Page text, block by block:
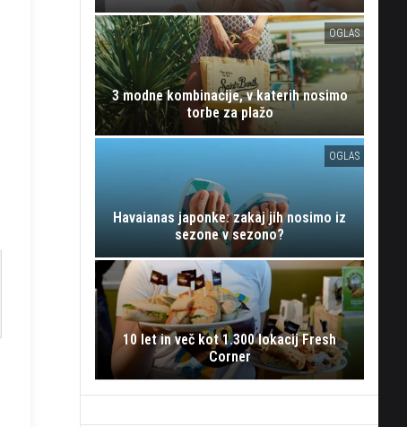
OGLAS
3 modne kombinacije, v katerih nosimo
torbe za plažo
OGLAS
Havaianas japonke: zakaj jih nosimo iz
sezone v sezono?
10 let in več kot 1.300 lokacij Fresh
Corner